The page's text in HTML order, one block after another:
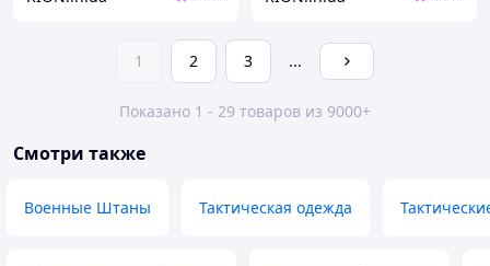
1 2 3 ...
Показано 1 - 29 товаров из 9000+
Смотри также
Военные Штаны Тактическая одежда